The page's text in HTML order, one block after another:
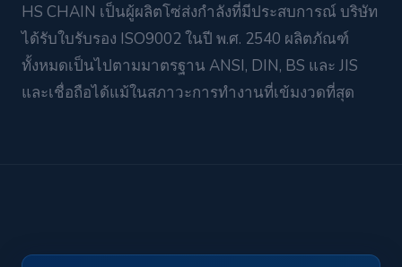
HS CHAIN เป็นผู้ผลิตโซ่ส่งกำลังที่มีประสบการณ์ บริษัท
ได้รับใบรับรอง ISO9002 ในปี พ.ศ. 2540 ผลิตภัณฑ์
ทั้งหมดเป็นไปตามมาตรฐาน ANSI, DIN, BS และ JIS
และเชื่อถือได้แม้ในสภาวะการทำงานที่เข้มงวดที่สุด